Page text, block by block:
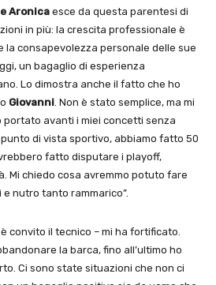
Aronica esce da questa parentesi di
in più: la crescita professionale è
la consapevolezza personale delle sue
un bagaglio di esperienza
Lo dimostra anche il fatto che ho
Giovanni. Non è stato semplice, ma mi
portato avanti i miei concetti senza
di vista sportivo, abbiamo fatto 50
fatto disputare i playoff,
Mi chiedo cosa avremmo potuto fare
nutro tanto rammarico”.
convito il tecnico – mi ha fortificato.
la barca, fino all’ultimo ho
Ci sono state situazioni che non ci